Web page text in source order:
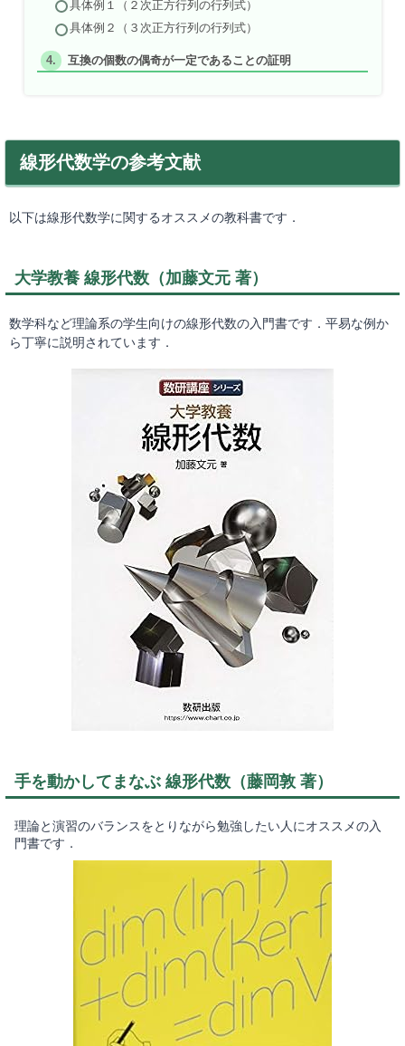
具体例１（２次正方行列の行列式）
具体例２（３次正方行列の行列式）
互換の個数の偶奇が一定であることの証明
線形代数学の参考文献
以下は線形代数学に関するオススメの教科書です．
大学教養 線形代数（加藤文元 著）
数学科など理論系の学生向けの線形代数の入門書です．平易な例か
ら丁寧に説明されています．
手を動かしてまなぶ 線形代数（藤岡敦 著）
理論と演習のバランスをとりながら勉強したい人にオススメの入
門書です．